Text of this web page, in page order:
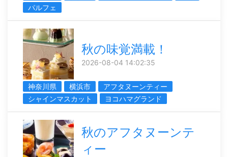
パルフェ
秋の味覚満載！
2026-08-04 14:02:35
神奈川県 横浜市
アフタヌーンティー
シャインマスカット
ヨコハマグランド
秋のアフタヌーンテ
ィー